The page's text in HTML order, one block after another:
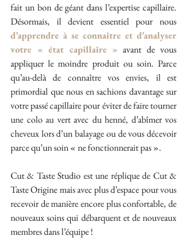
fait un bon de géant dans l’expertise capillaire.
d’apprendre à se connaitre et d’analyser
votre « état capillaire » avant de vous
appliquer le moindre produit ou soin. Parce
qu’au-delà de connaître vos envies, il est
primordial que nous en sachions davantage sur
votre passé capillaire pour éviter de faire tourner
une colo au vert avec du henné, d’abîmer vos
cheveux lors d’un balayage ou de vous décevoir
parce qu’un soin « ne fonctionnerait pas ».
Cut & Taste Studio est une réplique de Cut &
Taste Origine mais avec plus d’espace pour vous
recevoir de manière encore plus confortable, de
nouveaux soins qui débarquent et de nouveaux
membres dans l’équipe !